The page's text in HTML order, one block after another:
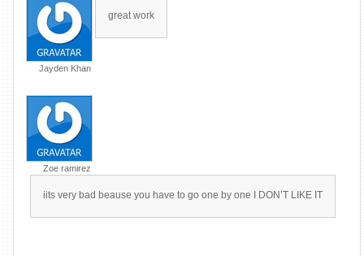
Jayden Khan
great work
Zoe ramirez
iits very bad beause you have to go one by one I DON’T LIKE IT